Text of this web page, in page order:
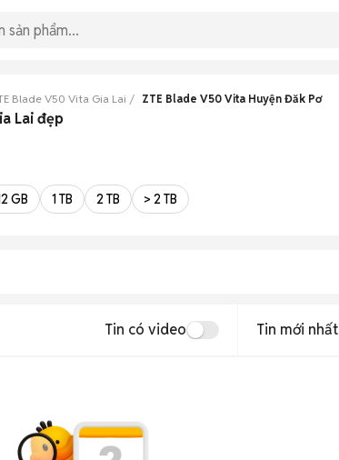
Blade V50 Vita Gia Lai ZTE Blade V50 Vita Huyện Đăk Pơ
Lai đẹp
GB 1 TB 2 TB > 2 TB
Tin có video Tin mới nhất